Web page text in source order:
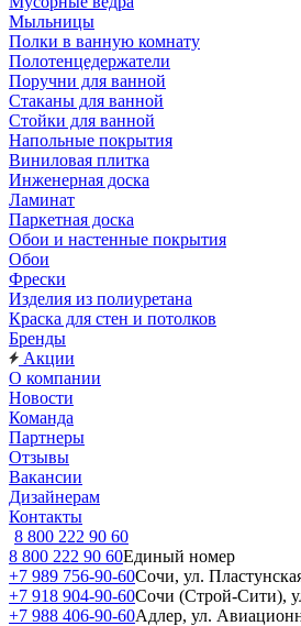
Мыльницы
Полки в ванную комнату
Полотенцедержатели
Поручни для ванной
Стаканы для ванной
Стойки для ванной
Напольные покрытия
Виниловая плитка
Инженерная доска
Ламинат
Паркетная доска
Обои и настенные покрытия
Обои
Фрески
Изделия из полиуретана
Краска для стен и потолков
Бренды
Акции
О компании
Новости
Команда
Партнеры
Отзывы
Вакансии
Дизайнерам
Контакты
8 800 222 90 60
8 800 222 90 60Единый номер
+7 989 756-90-60Сочи, ул.
+7 918 904-90-60Сочи (Строй-Сити),
+7 988 406-90-60Адлер, ул.